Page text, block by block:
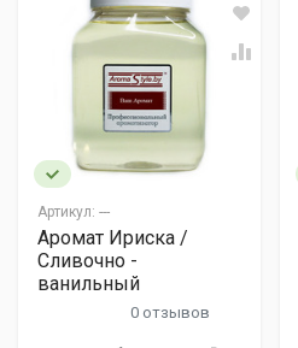
Артикул: ---
Аромат Ириска /
Сливочно -
ванильный
0 отзывов